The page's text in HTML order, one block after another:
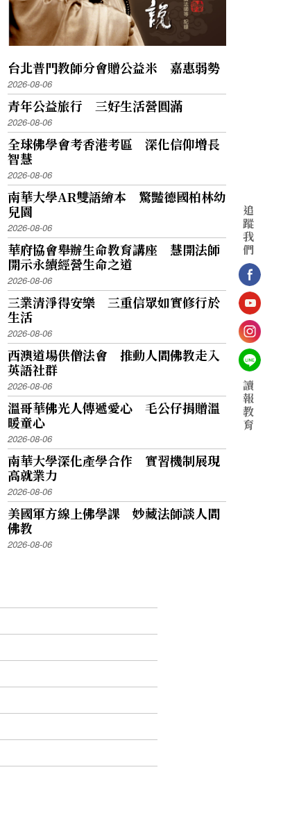
台北普門教師分會贈公益米 嘉惠弱勢
2026-08-06
青年公益旅行 三好生活營圓滿
2026-08-06
全球佛學會考香港考區 深化信仰增長
智慧
2026-08-06
南華大學AR雙語繪本 驚豔德國柏林幼
兒園
2026-08-06
華府協會舉辦生命教育講座 慧開法師
開示永續經營生命之道
2026-08-06
三業清淨得安樂 三重信眾如實修行於
生活
2026-08-06
西澳道場供僧法會 推動人間佛教走入
英語社群
2026-08-06
溫哥華佛光人傳遞愛心 毛公仔捐贈溫
暖童心
2026-08-06
南華大學深化產學合作 實習機制展現
高就業力
2026-08-06
美國軍方線上佛學課 妙藏法師談人間
佛教
2026-08-06
追
蹤
我
們
讀
報
教
育